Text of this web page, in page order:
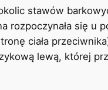
stawów
rozpoczynała się
ciała
lewą, której